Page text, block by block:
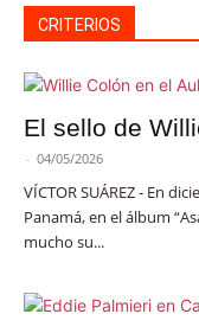
CRITERIOS
El sello de
- 04/05/2026
VÍCTOR SUÁREZ - En
Panamá, en el álbum
mucho su...